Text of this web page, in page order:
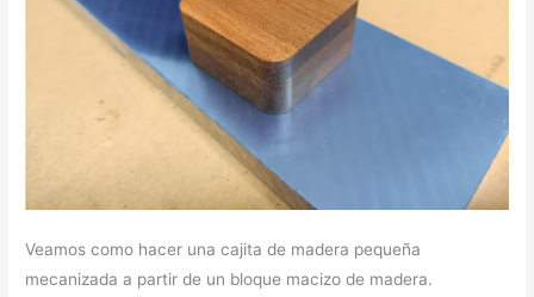
Veamos como hacer una cajita de madera pequeña
mecanizada a partir de un bloque macizo de madera.